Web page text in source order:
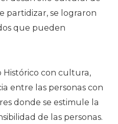
partidizar, se lograron
que pueden
Histórico con cultura,
entre las personas con
donde se estimule la
de las personas.